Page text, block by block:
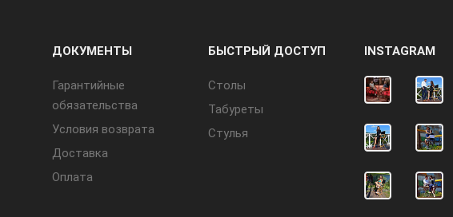
ДОКУМЕНТЫ
Гарантийные
обязательства
Условия возврата
Доставка
Оплата
БЫСТРЫЙ ДОСТУП
Cтолы
Табуреты
Стулья
INSTAGRAM